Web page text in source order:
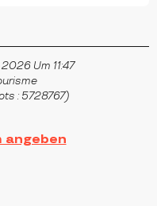
Um 11:47
: 5728767)
angeben